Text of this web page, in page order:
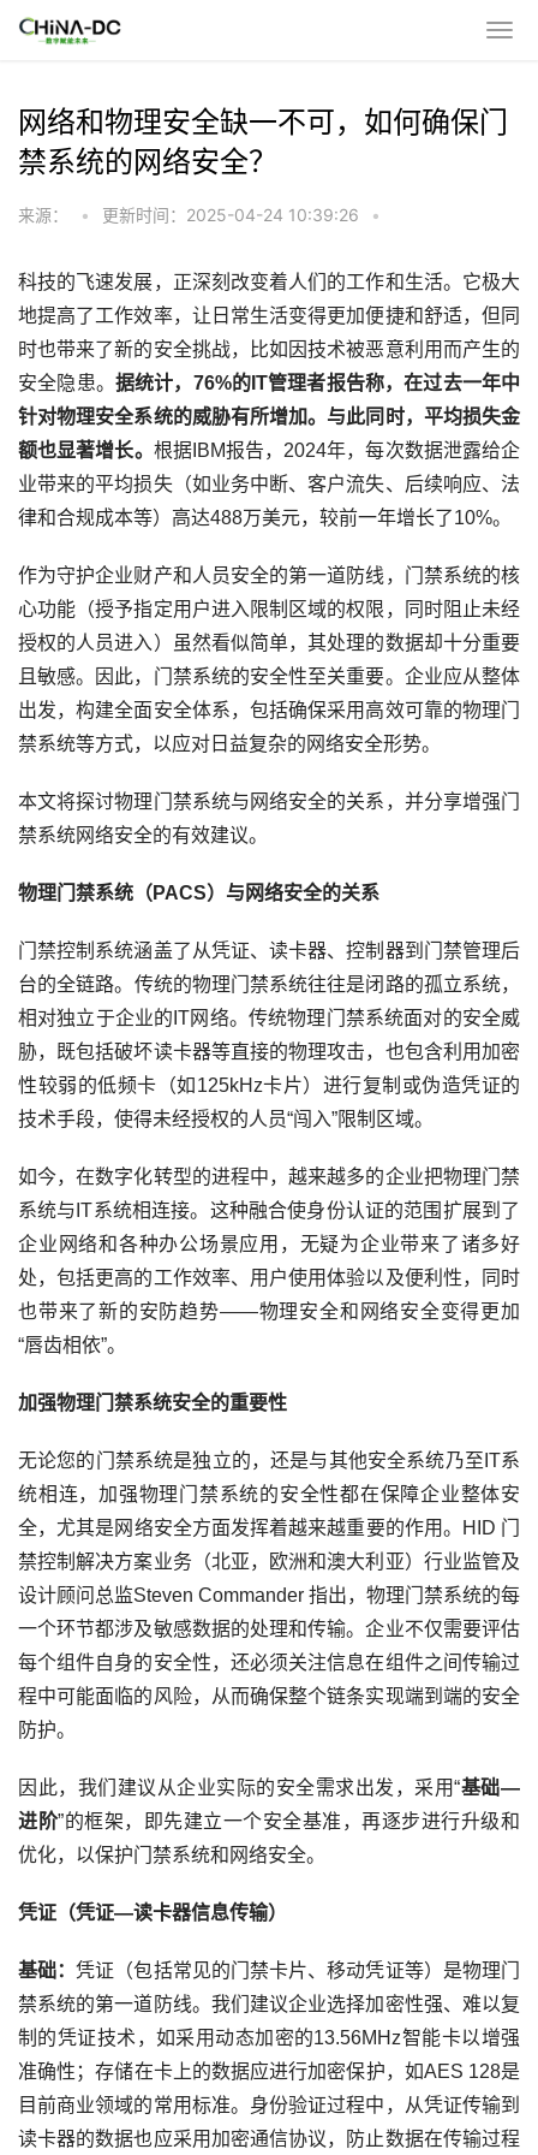
网络和物理安全缺一不可，如何确保门
禁系统的网络安全？
来源： • 更新时间：2025-04-24 10:39:26 •
科技的飞速发展，正深刻改变着人们的工作和生活。它极大
地提高了工作效率，让日常生活变得更加便捷和舒适，但同
时也带来了新的安全挑战，比如因技术被恶意利用而产生的
安全隐患。 据统计， 76%的IT管理者报告称，在过去一年中
针对物理安全系统的威胁有所增加。 与此同时，平均损失金
额也显著增长。 根据IBM报告， 2024年，每次数据泄露给企
业带来的平均损失（如业务中断、客户流失、后续响应、法
律和合规成本等）高达488万美元，较前一年增长了10%。
作为守护企业财产和人员安全的第一道防线 ，门禁系统的核
心功能（授予指定用户进入限制区域的权限，同时阻止未经
授权的人员进入）虽然看似简单，其处理的数据却十分重要
且敏感。因此，门禁系统的安全性至关重要。 企业应从整体
出发，构建全面安全体系，包括确保采用高效可靠的物理门
禁系统等方式， 以应对日益复杂的网络安全形势。
本文将探讨物理门禁系统与网络安全的关系，并分享增强门
禁系统网络安全的有效建议。
物理门禁系统（ PACS）与网络安全的关系
门禁控制系统涵盖了从凭证、读卡器、控制器到门禁管理后
台的全链路。 传统的物理门禁系统往往是闭路的孤立系统，
相对独立于企业的 IT网络。传统物理门禁系统面对的安全威
胁，既包括破坏读卡器等直接的物理攻击，也包含利用加密
性较弱的低频卡（如 125kHz卡片）进行复制或伪造凭证的
技术手段，使得未经授权的人员“闯入”限制区域。
如今，在数字化转型的进程中，越来越多的企业把物理门禁
系统与 IT系统相连接。这种融合使身份认证的范围扩展到了
企业网络和各种办公场景应用，无疑为企业带来了诸多好
处，包括更高的工作效率、用户使用体验以及便利性，同时
也带来了新的安防趋势——物理安全和网络安全变得更加
“唇齿相依”。
加强物理门禁系统安全的重要性
无论您的门禁系统是独立的，还是与其他安全系统乃至 IT系
统相连，加强物理门禁系统的安全性都在保障企业整体安
全，尤其是网络安全方面发挥着越来越重要的作用。
HID 门
禁控制解决方案业务（北亚，欧洲和澳大利亚）行业监管及
设计顾问总监Steven Commander 指出，物理门禁系统的每
一个环节都涉及敏感数据的处理和传输。企业不仅需要评估
每个组件自身的安全性，还必须关注信息在组件之间传输过
程中可能面临的风险，从而确保整个链条实现端到端的安全
防护。
因此，我们建议从企业实际的安全需求出发，采用“基础—
进阶”的框架，即先建立一个安全基准，再逐步进行升级和
优化，以保护门禁系统和网络安全。
凭证（凭证—读卡器信息传输）
基础：凭证（包括常见的门禁卡片、移动凭证等）是物理门
禁系统的第一道防线。我们建议企业选择加密性强、难以复
制的凭证技术，如采用动态加密的13.56MHz智能卡以增强
准确性；存储在卡上的数据应进行加密保护，如AES 128是
目前商业领域的常用标准。身份验证过程中，从凭证传输到
读卡器的数据也应采用加密通信协议，防止数据在传输过程